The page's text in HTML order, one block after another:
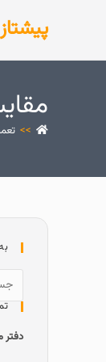
>>
دفتر